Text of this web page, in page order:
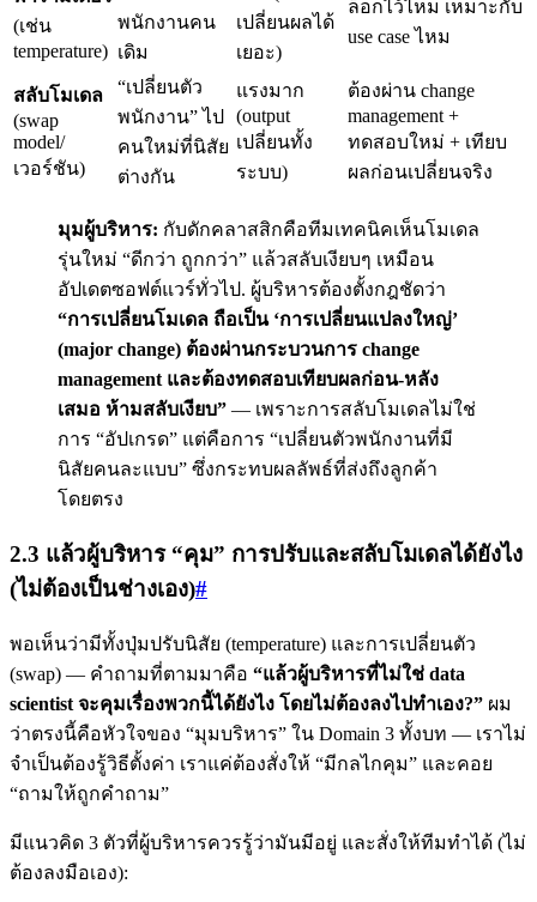
(เช่น
temperature)
พนักงานคน
เดิม
เปลี่ยนผลได้
เยอะ)
ล็อกไว้ไหม เหมาะกับ
use case ไหม
สลับโมเดล
(swap
model/
เวอร์ชัน)
“เปลี่ยนตัว
พนักงาน” ไป
คนใหม่ที่นิสัย
ต่างกัน
แรงมาก
(output
เปลี่ยนทั้ง
ระบบ)
ต้องผ่าน change
management +
ทดสอบใหม่ + เทียบ
ผลก่อนเปลี่ยนจริง
มุมผู้บริหาร: กับดักคลาสสิกคือทีมเทคนิคเห็นโมเดล
รุ่นใหม่ “ดีกว่า ถูกกว่า” แล้วสลับเงียบๆ เหมือน
อัปเดตซอฟต์แวร์ทั่วไป. ผู้บริหารต้องตั้งกฎชัดว่า
“การเปลี่ยนโมเดล ถือเป็น ‘การเปลี่ยนแปลงใหญ่’
(major change) ต้องผ่านกระบวนการ change
management และต้องทดสอบเทียบผลก่อน-หลัง
เสมอ ห้ามสลับเงียบ” — เพราะการสลับโมเดลไม่ใช่
การ “อัปเกรด” แต่คือการ “เปลี่ยนตัวพนักงานที่มี
นิสัยคนละแบบ” ซึ่งกระทบผลลัพธ์ที่ส่งถึงลูกค้า
โดยตรง
2.3 แล้วผู้บริหาร “คุม” การปรับและสลับโมเดลได้ยังไง
(ไม่ต้องเป็นช่างเอง)#
พอเห็นว่ามีทั้งปุ่มปรับนิสัย (temperature) และการเปลี่ยนตัว
(swap) — คำถามที่ตามมาคือ “แล้วผู้บริหารที่ไม่ใช่ data
scientist จะคุมเรื่องพวกนี้ได้ยังไง โดยไม่ต้องลงไปทำเอง?” ผม
ว่าตรงนี้คือหัวใจของ “มุมบริหาร” ใน Domain 3 ทั้งบท — เราไม่
จำเป็นต้องรู้วิธีตั้งค่า เราแค่ต้องสั่งให้ “มีกลไกคุม” และคอย
“ถามให้ถูกคำถาม”
มีแนวคิด 3 ตัวที่ผู้บริหารควรรู้ว่ามันมีอยู่ และสั่งให้ทีมทำได้ (ไม่
ต้องลงมือเอง):